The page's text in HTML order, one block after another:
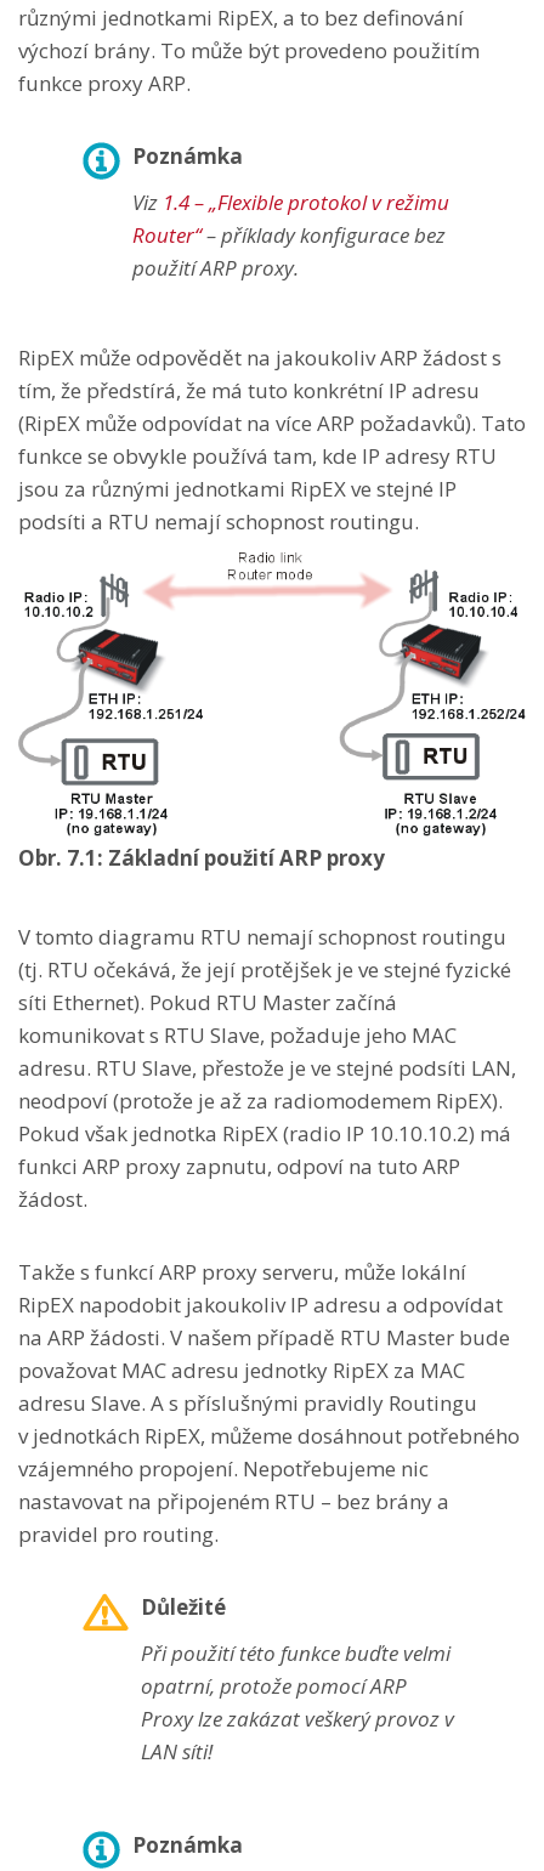
různými jednotkami RipEX, a to bez definování
výchozí brány. To může být provedeno použitím
funkce proxy ARP.
Poznámka
Viz 1.4 – „Flexible protokol v režimu
Router“– příklady konfigurace bez
použití ARP proxy.
RipEX může odpovědět na jakoukoliv ARP žádost s
tím, že předstírá, že má tuto konkrétní IP adresu
(RipEX může odpovídat na více ARP požadavků). Tato
funkce se obvykle používá tam, kde IP adresy RTU
jsou za různými jednotkami RipEX ve stejné IP
podsíti a RTU nemají schopnost routingu.
Obr. 7.1: Základní použití ARP proxy
V tomto diagramu RTU nemají schopnost routingu
(tj. RTU očekává, že její protějšek je ve stejné fyzické
síti Ethernet). Pokud RTU Master začíná
komunikovat s RTU Slave, požaduje jeho MAC
adresu. RTU Slave, přestože je ve stejné podsíti LAN,
neodpoví (protože je až za radiomodemem RipEX).
Pokud však jednotka RipEX (radio IP 10.10.10.2) má
funkci ARP proxy zapnutu, odpoví na tuto ARP
žádost.
Takže s funkcí ARP proxy serveru, může lokální
RipEX napodobit jakoukoliv IP adresu a odpovídat
na ARP žádosti. V našem případě RTU Master bude
považovat MAC adresu jednotky RipEX za MAC
adresu Slave. A s příslušnými pravidly Routingu
v jednotkách RipEX, můžeme dosáhnout potřebného
vzájemného propojení. Nepotřebujeme nic
nastavovat na připojeném RTU – bez brány a
pravidel pro routing.
Důležité
Při použití této funkce buďte velmi
opatrní, protože pomocí ARP
Proxy lze zakázat veškerý provoz v
LAN síti!
Poznámka